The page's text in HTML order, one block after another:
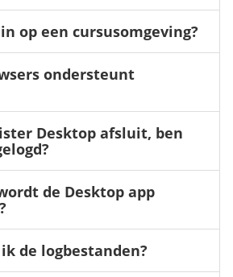
op een cursusomgeving?
ondersteunt
Desktop afsluit, ben
de Desktop app
de logbestanden?